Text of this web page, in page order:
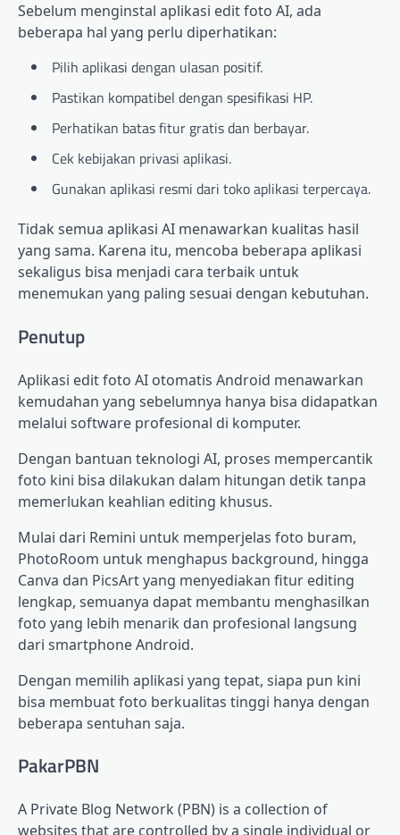
Sebelum menginstal aplikasi edit foto AI, ada
beberapa hal yang perlu diperhatikan:
Pilih aplikasi dengan ulasan positif.
Pastikan kompatibel dengan spesifikasi HP.
Perhatikan batas fitur gratis dan berbayar.
Cek kebijakan privasi aplikasi.
Gunakan aplikasi resmi dari toko aplikasi terpercaya.
Tidak semua aplikasi AI menawarkan kualitas hasil
yang sama. Karena itu, mencoba beberapa aplikasi
sekaligus bisa menjadi cara terbaik untuk
menemukan yang paling sesuai dengan kebutuhan.
Penutup
Aplikasi edit foto AI otomatis Android menawarkan
kemudahan yang sebelumnya hanya bisa didapatkan
melalui software profesional di komputer.
Dengan bantuan teknologi AI, proses mempercantik
foto kini bisa dilakukan dalam hitungan detik tanpa
memerlukan keahlian editing khusus.
Mulai dari Remini untuk memperjelas foto buram,
PhotoRoom untuk menghapus background, hingga
Canva dan PicsArt yang menyediakan fitur editing
lengkap, semuanya dapat membantu menghasilkan
foto yang lebih menarik dan profesional langsung
dari smartphone Android.
Dengan memilih aplikasi yang tepat, siapa pun kini
bisa membuat foto berkualitas tinggi hanya dengan
beberapa sentuhan saja.
PakarPBN
A Private Blog Network (PBN) is a collection of
websites that are controlled by a single individual or